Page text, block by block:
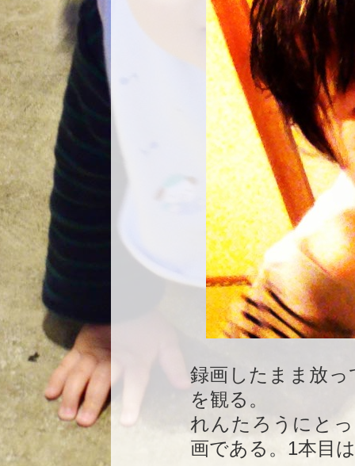
録画したまま放
を観る。
れんたろうにと
画である。1本目